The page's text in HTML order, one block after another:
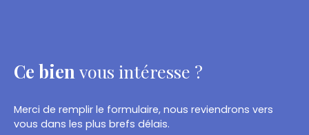
Ce bien vous intéresse ?
Merci de remplir le formulaire, nous reviendrons vers
vous dans les plus brefs délais.